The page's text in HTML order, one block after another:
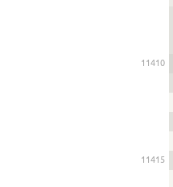
11410
11415